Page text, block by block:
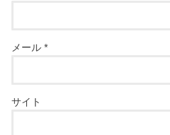
メール*
サイト